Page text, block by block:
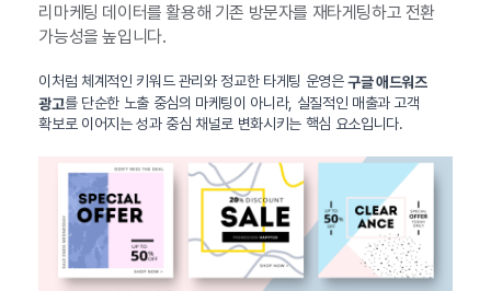
리마케팅 데이터를 활용해 기존 방문자를 재타게팅하고 전환
가능성을 높입니다.
이처럼 체계적인 키워드 관리와 정교한 타게팅 운영은구글 애드워즈
광고를 단순한 노출 중심의 마케팅이 아니라, 실질적인 매출과 고객
확보로 이어지는 성과 중심 채널로 변화시키는 핵심 요소입니다.